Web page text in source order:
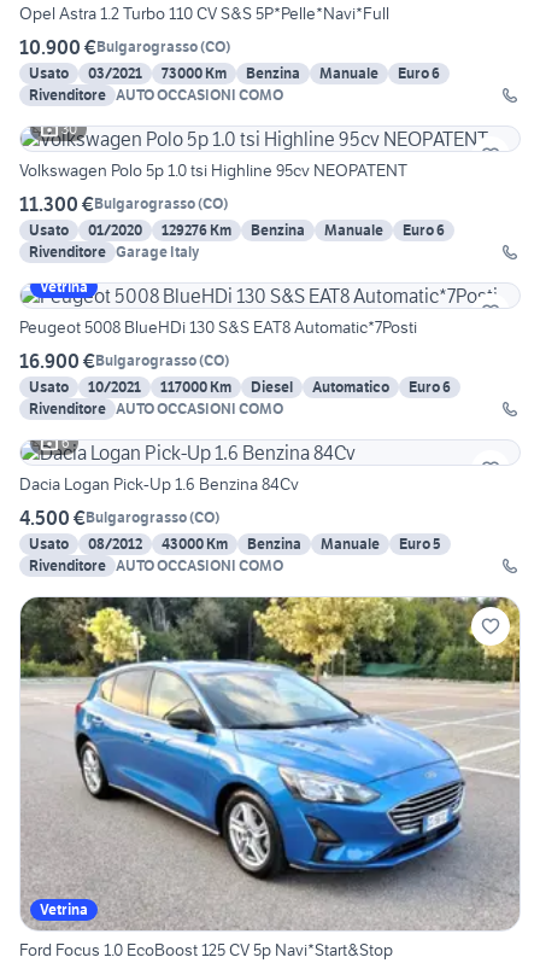
Opel Astra 1.2 Turbo 110 CV S&S 5P*Pelle*Navi*Full
10.900 €Bulgarograsso(CO)
Usato
03/2021 73000 Km Benzina Manuale
Euro 6
Rivenditore AUTO OCCASIONI COMO
30
Volkswagen Polo 5p 1.0 tsi Highline 95cv NEOPATENT
11.300 €Bulgarograsso(CO)
Usato
01/2020 129276 Km Benzina Manuale
Euro 6
Rivenditore Garage Italy
Vetrina
Peugeot 5008 BlueHDi 130 S&S EAT8 Automatic*7Posti
16.900 €Bulgarograsso(CO)
Usato
10/2021 117000 Km Diesel Automatico
Euro 6
Rivenditore AUTO OCCASIONI COMO
6
Dacia Logan Pick-Up 1.6 Benzina 84Cv
4.500 €Bulgarograsso(CO)
Usato
08/2012 43000 Km Benzina Manuale
Euro 5
Rivenditore AUTO OCCASIONI COMO
Vetrina
Ford Focus 1.0 EcoBoost 125 CV 5p Navi*Start&Stop